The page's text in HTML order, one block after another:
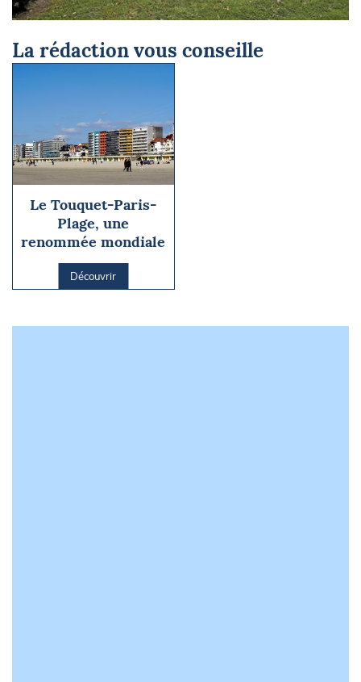
La rédaction vous conseille
Le Touquet-Paris-
Plage, une
renommée mondiale
Découvrir